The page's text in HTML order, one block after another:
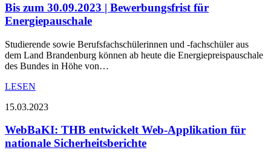
Bis zum 30.09.2023 | Bewerbungsfrist für
Energiepauschale
Studierende sowie Berufsfachschülerinnen und -fachschüler aus
dem Land Brandenburg können ab heute die Energiepreispauschale
des Bundes in Höhe von…
LESEN
15.03.2023
WebBaKI: THB entwickelt Web-Applikation für
nationale Sicherheitsberichte